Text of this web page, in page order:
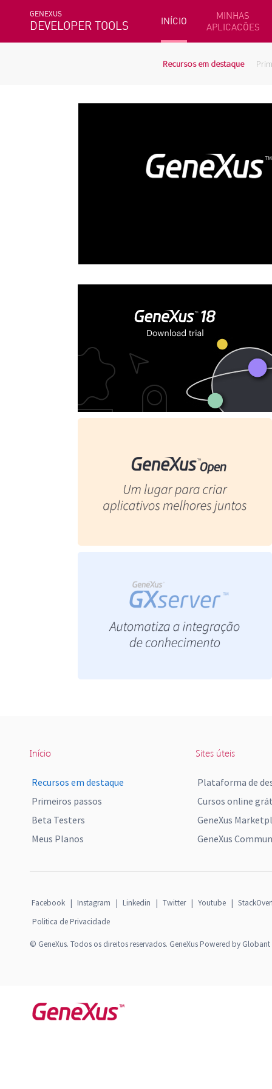
GENEXUS
DEVELOPER TOOLS INÍCIO
MINHAS
APLICACÕES
Recursos em destaque
Início
Recursos em destaque
Primeiros passos
Beta Testers
Meus Planos
Sites úteis
Plataforma de
Cursos online
GeneXus
GeneXus
Facebook | Instagram | Linkedin | Twitter | Youtube |
Politica de Privacidade
© GeneXus. Todos os direitos reservados. GeneXus Powered by Globant